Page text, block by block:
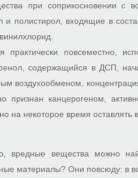
при соприкосновении с
и полистирол, входящие в
практически повсеместно,
содержащийся в ДСП,
воздухообменом,
признан канцерогеном,
на некоторое время оставлять
вещества можно
материалы? Они повсюду: в